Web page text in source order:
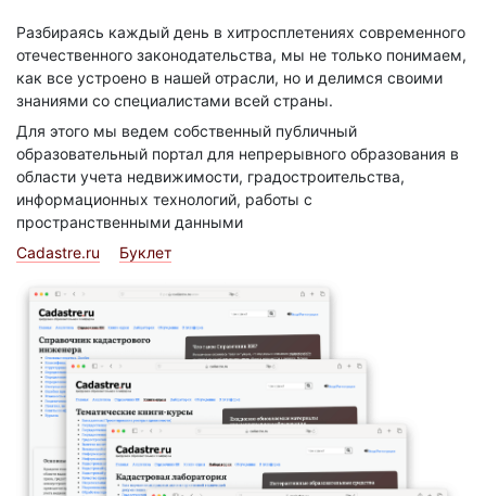
Разбираясь каждый день в хитросплетениях современного
отечественного законодательства, мы не только понимаем,
как все устроено в нашей отрасли, но и делимся своими
знаниями со специалистами всей страны.
Для этого мы ведем собственный публичный
образовательный портал для непрерывного образования в
области учета недвижимости, градостроительства,
информационных технологий, работы с
пространственными данными
Cadastre.ru
Буклет